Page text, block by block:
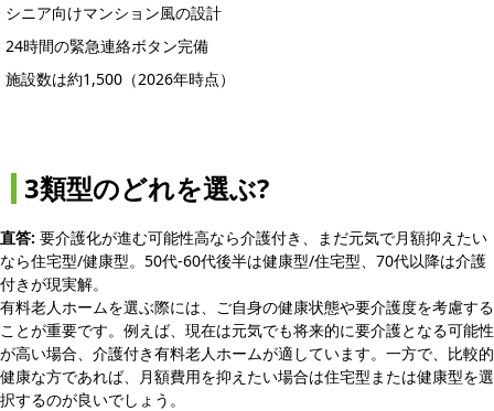
シニア向けマンション風の設計
24時間の緊急連絡ボタン完備
施設数は約1,500（2026年時点）
3類型のどれを選ぶ?
直答: 要介護化が進む可能性高なら介護付き、まだ元気で月額抑えたい
なら住宅型/健康型。50代-60代後半は健康型/住宅型、70代以降は介護
付きが現実解。
有料老人ホームを選ぶ際には、ご自身の健康状態や要介護度を考慮する
ことが重要です。例えば、現在は元気でも将来的に要介護となる可能性
が高い場合、介護付き有料老人ホームが適しています。一方で、比較的
健康な方であれば、月額費用を抑えたい場合は住宅型または健康型を選
択するのが良いでしょう。